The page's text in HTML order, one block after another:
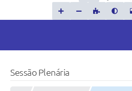
Sessão Plenária